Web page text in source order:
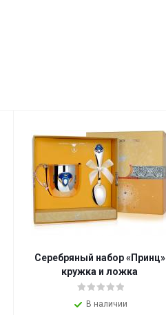
Серебряный набор «Принц»
кружка и ложка
В наличии